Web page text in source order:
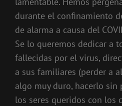
durante el confinamiento
de alarma a causa del
Se lo queremos dedicar a
fallecidas por el virus,
a sus familiares (perder a
algo muy duro, hacerlo sin
los seres queridos con los